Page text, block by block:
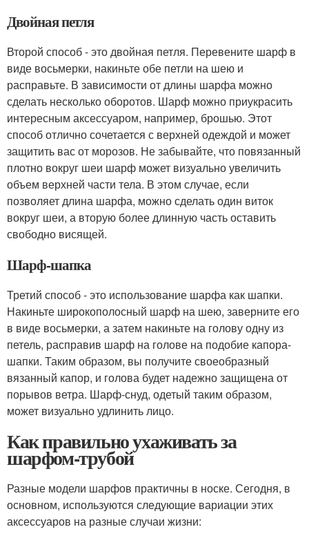
Двойная петля
Второй способ - это двойная петля. Перевените шарф в
виде восьмерки, накиньте обе петли на шею и
расправьте. В зависимости от длины шарфа можно
сделать несколько оборотов. Шарф можно приукрасить
интересным аксессуаром, например, брошью. Этот
способ отлично сочетается с верхней одеждой и может
защитить вас от морозов. Не забывайте, что повязанный
плотно вокруг шеи шарф может визуально увеличить
объем верхней части тела. В этом случае, если
позволяет длина шарфа, можно сделать один виток
вокруг шеи, а вторую более длинную часть оставить
свободно висящей.
Шарф-шапка
Третий способ - это использование шарфа как шапки.
Накиньте широкополосный шарф на шею, заверните его
в виде восьмерки, а затем накиньте на голову одну из
петель, расправив шарф на голове на подобие капора-
шапки. Таким образом, вы получите своеобразный
вязанный капор, и голова будет надежно защищена от
порывов ветра. Шарф-снуд, одетый таким образом,
может визуально удлинить лицо.
Как правильно ухаживать за
шарфом-трубой
Разные модели шарфов практичны в носке. Сегодня, в
основном, используются следующие вариации этих
аксессуаров на разные случаи жизни: